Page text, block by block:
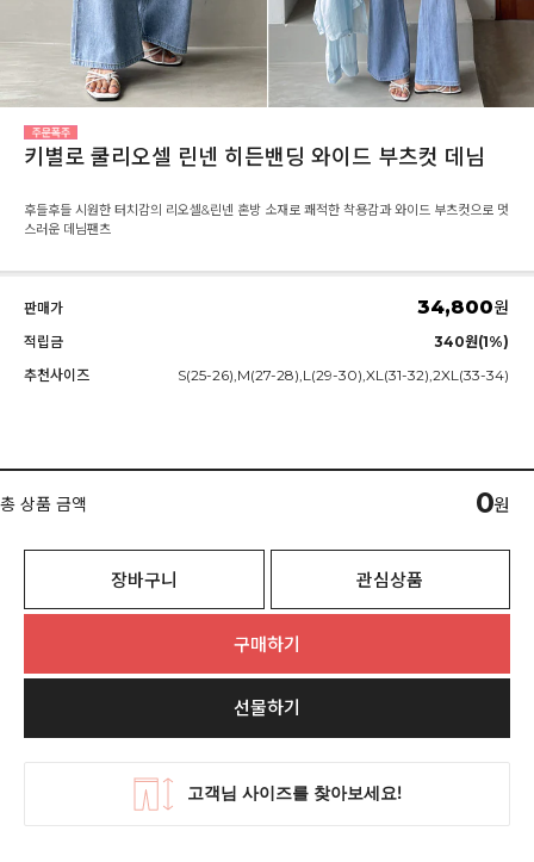
키별로 쿨리오셀 린넨 히든밴딩 와이드 부츠컷 데님
후들후들 시원한 터치감의 리오셀&린넨 혼방 소재로 쾌적한 착용감과 와이드 부츠컷으로 멋
스러운 데님팬츠
판매가 34,800원
적립금
340원(1%)
추천사이즈
S(25-26),M(27-28),L(29-30),XL(31-32),2XL(33-34)
총 상품 금액 0원
장바구니 관심상품
구매하기
선물하기